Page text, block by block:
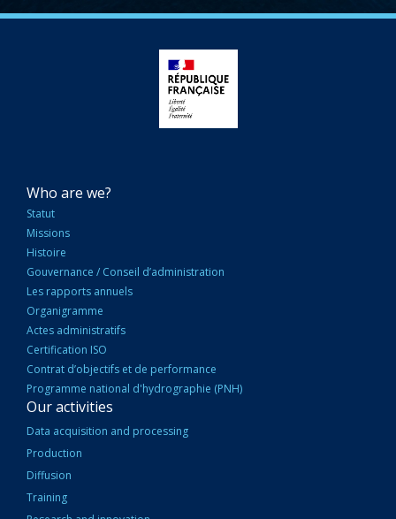
NAVIGATION
PRINCIPALE
Who are we?
Statut
Missions
Histoire
Gouvernance / Conseil d’administration
Les rapports annuels
Organigramme
Actes administratifs
Certification ISO
Contrat d’objectifs et de performance
Programme national d'hydrographie (PNH)
Our activities
Data acquisition and processing
Production
Diffusion
Training